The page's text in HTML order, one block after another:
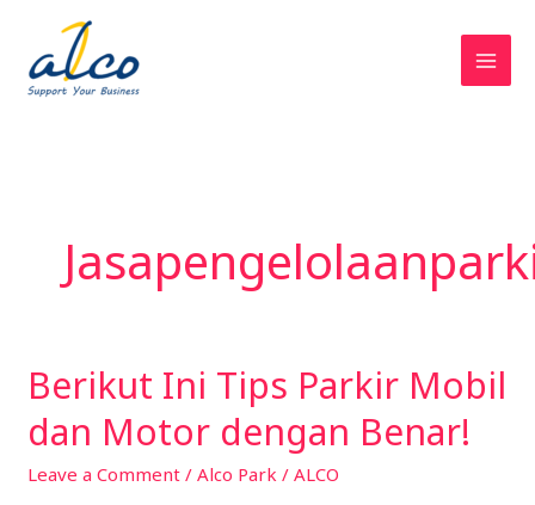
content
Berikut Ini Tips Parkir Mobil
dan Motor dengan Benar!
Leave a Comment /Alco Park /ALCO
Berikut
Ini
Tips
Parkir